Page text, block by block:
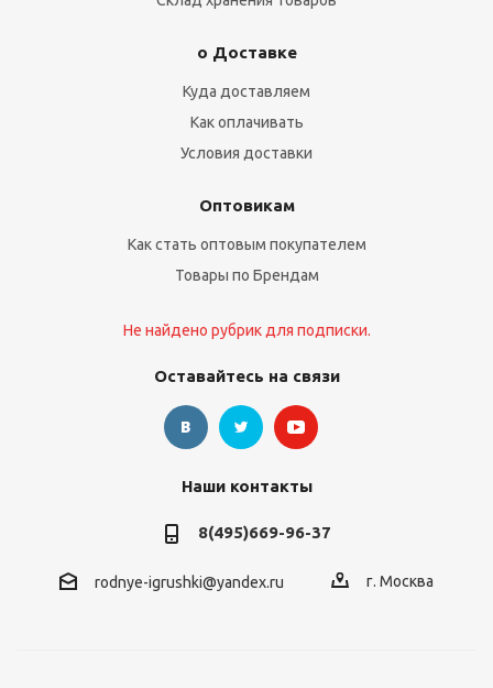
о Доставке
Куда доставляем
Как оплачивать
Условия доставки
Оптовикам
Как стать оптовым покупателем
Товары по Брендам
Не найдено рубрик для подписки.
Оставайтесь на связи
Наши контакты
8(495)669-96-37
rodnye-igrushki@yandex.ru г. Москва